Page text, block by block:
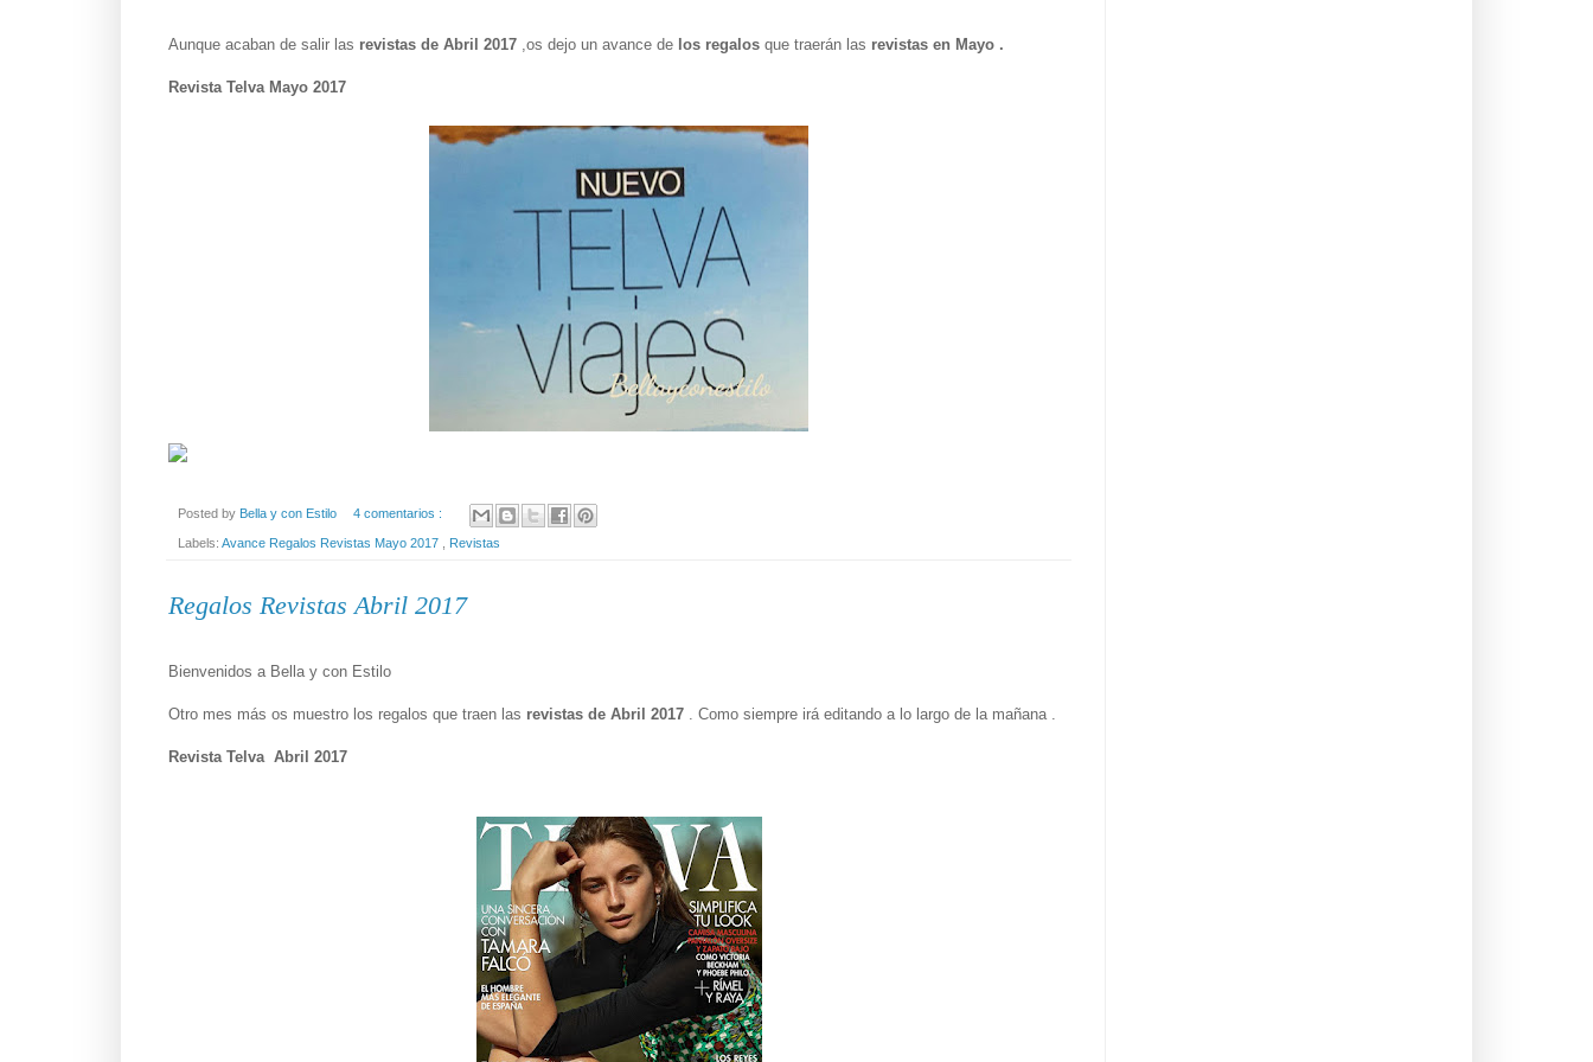
Aunque acaban de salir las revistas de Abril 2017 ,os dejo un avance de los regalos que traerán las revistas en Mayo .
Revista Telva Mayo 2017
Posted by Bella y con Estilo 4 comentarios :
Labels: Avance Regalos Revistas Mayo 2017 Revistas
Regalos Revistas Abril 2017
Bienvenidos a Bella y con Estilo
Otro mes más os muestro los regalos que traen las revistas de Abril 2017 . Como siempre irá editando a lo largo de la mañana .
Revista Telva Abril 2017